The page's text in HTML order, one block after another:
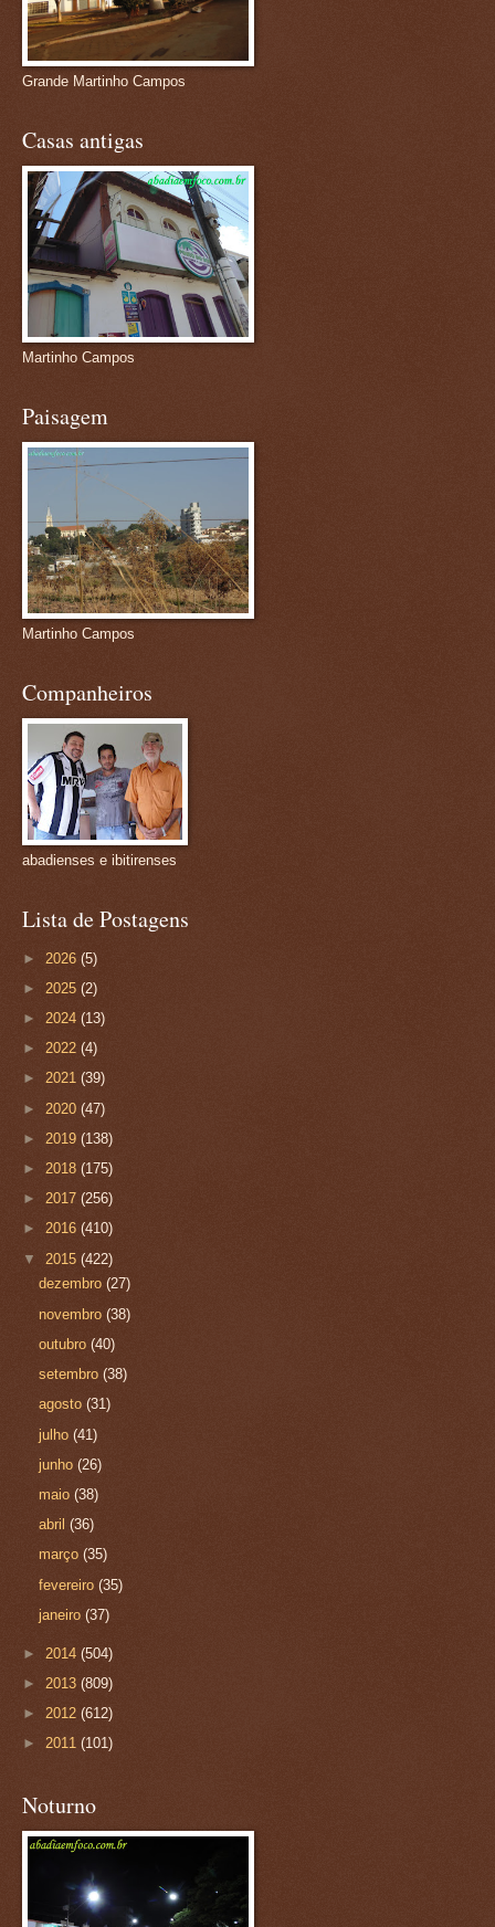
Grande Martinho Campos
Casas antigas
Martinho Campos
Paisagem
Martinho Campos
Companheiros
abadienses e ibitirenses
Lista de Postagens
► 2026 (5)
► 2025 (2)
► 2024 (13)
► 2022 (4)
► 2021 (39)
► 2020 (47)
► 2019 (138)
► 2018 (175)
► 2017 (256)
► 2016 (410)
▼ 2015 (422)
dezembro(27)
novembro(38)
outubro(40)
setembro(38)
agosto(31)
julho(41)
junho(26)
maio(38)
abril(36)
março(35)
fevereiro(35)
janeiro(37)
► 2014 (504)
► 2013 (809)
► 2012 (612)
► 2011 (101)
Noturno